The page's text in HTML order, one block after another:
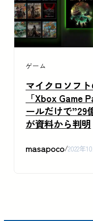
ゲーム
マイクロソフ
「Xbox Game
ールだけで”29
が資料から判明
masapoco/2022年